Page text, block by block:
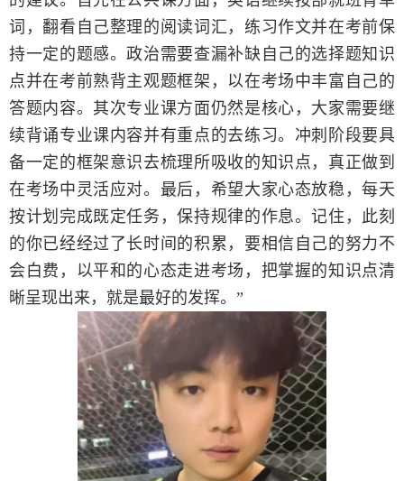
词，翻看自己整理的阅读词汇，练习作文并在考前保
持一定的题感。政治需要查漏补缺自己的选择题知识
点并在考前熟背主观题框架，以在考场中丰富自己的
答题内容。其次专业课方面仍然是核心，大家需要继
续背诵专业课内容并有重点的去练习。冲刺阶段要具
备一定的框架意识去梳理所吸收的知识点，真正做到
在考场中灵活应对。最后，希望大家心态放稳，每天
按计划完成既定任务，保持规律的作息。记住，此刻
的你已经经过了长时间的积累，要相信自己的努力不
会白费，以平和的心态走进考场，把掌握的知识点清
晰呈现出来，就是最好的发挥。”